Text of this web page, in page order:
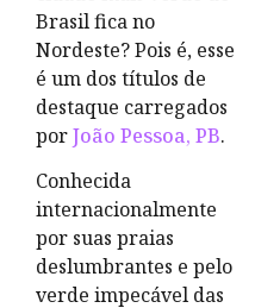
Brasil fica no
Nordeste? Pois é, esse
é um dos títulos de
destaque carregados
porJoão Pessoa, PB.
Conhecida
internacionalmente
por suas praias
deslumbrantes e pelo
verde impecável das